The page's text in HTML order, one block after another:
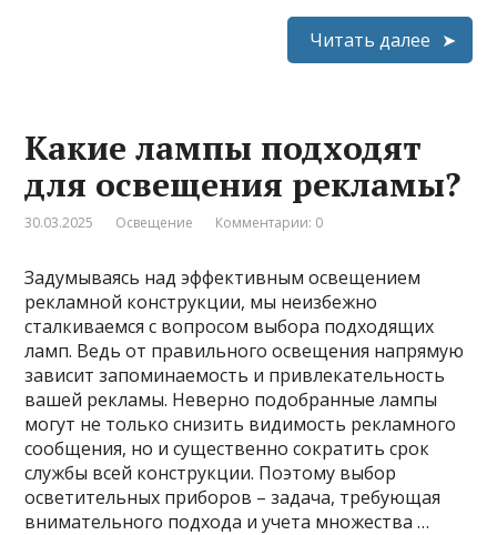
Читать далее
Какие лампы подходят
для освещения рекламы?
30.03.2025 Освещение Комментарии: 0
Задумываясь над эффективным освещением
рекламной конструкции, мы неизбежно
сталкиваемся с вопросом выбора подходящих
ламп. Ведь от правильного освещения напрямую
зависит запоминаемость и привлекательность
вашей рекламы. Неверно подобранные лампы
могут не только снизить видимость рекламного
сообщения, но и существенно сократить срок
службы всей конструкции. Поэтому выбор
осветительных приборов – задача, требующая
внимательного подхода и учета множества …